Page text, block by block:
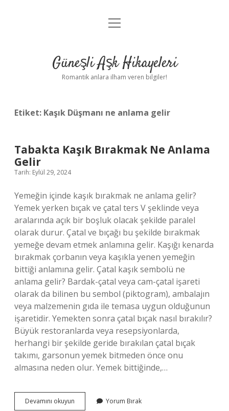
Anasayfa
Yasal Uyarı
menüyü
Güneşli Aşk Hikayeleri
Romantik anlara ilham veren bilgiler!
Etiket: Kaşık Düşmanı ne anlama gelir
Tabakta Kaşık Bırakmak Ne Anlama
Gelir
Tarih: Eylül 29, 2024
Yemeğin içinde kaşık bırakmak ne anlama gelir?
Yemek yerken bıçak ve çatal ters V şeklinde veya
aralarında açık bir boşluk olacak şekilde paralel
olarak durur. Çatal ve bıçağı bu şekilde bırakmak
yemeğe devam etmek anlamına gelir. Kaşığı kenarda
bırakmak çorbanın veya kaşıkla yenen yemeğin
bittiği anlamına gelir. Çatal kaşık sembolü ne
anlama gelir? Bardak-çatal veya cam-çatal işareti
olarak da bilinen bu sembol (piktogram), ambalajın
veya malzemenin gıda ile temasa uygun olduğunun
işaretidir. Yemekten sonra çatal bıçak nasıl bırakılır?
Büyük restoranlarda veya resepsiyonlarda,
herhangi bir şekilde geride bırakılan çatal bıçak
takımı, garsonun yemek bitmeden önce onu
almasına neden olur. Yemek bittiğinde,…
Devamını okuyun Tabakta
Yorum Bırak